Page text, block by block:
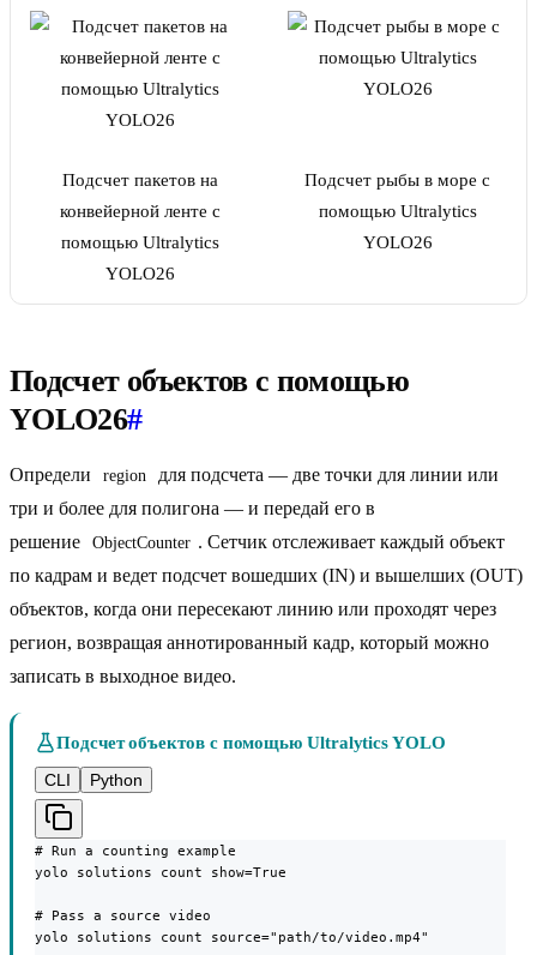
Подсчет пакетов на
конвейерной ленте с
помощью Ultralytics
YOLO26
Подсчет рыбы в море с
помощью Ultralytics
YOLO26
Подсчет объектов с помощью
YOLO26#
Определи region
для подсчета — две точки для линии или
три и более для полигона — и передай его в
решение
ObjectCounter . Сетчик отслеживает каждый объект
по кадрам и ведет подсчет вошедших (IN) и вышелших (OUT)
объектов, когда они пересекают линию или проходят через
регион, возвращая аннотированный кадр, который можно
записать в выходное видео.
Подсчет объектов с помощью Ultralytics YOLO
CLI
Python
# Run a counting example
yolo solutions count show=True
# Pass a source video
yolo solutions count source="path/to/video.mp4"